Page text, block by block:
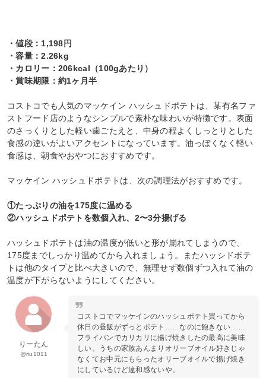
・値段：1,198円
・容量：2.26kg
・カロリー：206kcal（100gあたり）
・賞味期限：約1ヶ月半
コストコでも人気のマッケイン ハッシュドポテトは、某有名ファ
ストフード店のようなシンプルで素朴な味わいが特徴です。表面
のさっくりとした軽い歯ごたえと、中身の程よくしっとりとした
食感の違いがよいアクセントになっています。油っぽくなく軽い
食感は、朝食やおやつにおすすめです。
マッケイン ハッシュドポテトは、次の調理法がおすすめです。
①たっぷりの油を175度に温める
②ハッシュドポテトを数個入れ、2〜3分揚げる
ハッシュドポテトは油の温度が低いと形が崩れてしまうので、
175度までしっかり温めてから入れましょう。またハッシドポテ
トは他のタイプと比べ大きいので、無理せず数個ずつ入れて油の
温度が下がらないようにしてください。
りーたん
@riu1011
コストコでマッケインのハッシュポテト買ってから
休日の昼飯がずっとポテト……なのに飽きない……
フライパンでカリカリに揚げ焼きしたの最高に美味
しい。うちの家族あんまりオリーブオイル好きじゃ
なくてお中元にもらったオリーブオイルで揚げ焼き
にしているけど違和感ないや。